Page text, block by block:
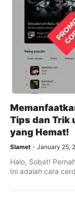
Tips dan Trik
yang Hemat!
Slamet January 25,
Halo, Sobat!
Ini adalah cara